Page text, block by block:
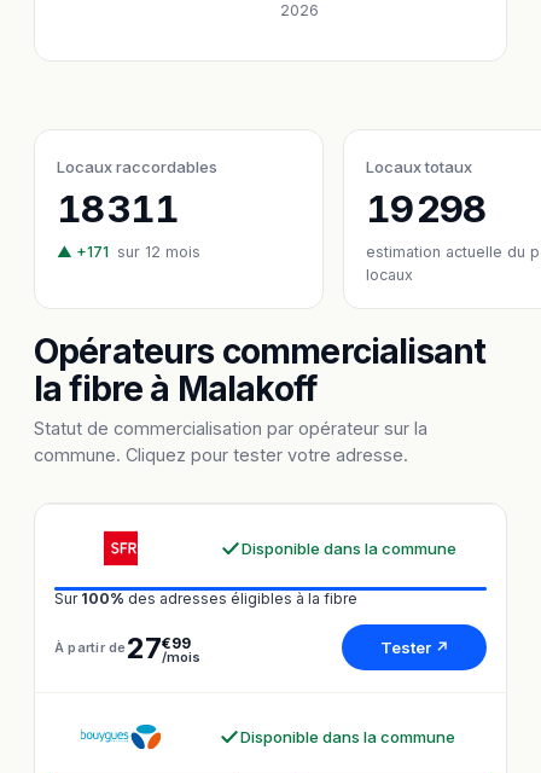
2026
Locaux raccordables
18 311
▲ +171 sur 12 mois
Locaux totaux
19 298
estimation actuelle du
locaux
Opérateurs commercialisant
la fibre à Malakoff
Statut de commercialisation par opérateur sur la
commune. Cliquez pour tester votre adresse.
Disponible dans la commune
Sur 100% des adresses éligibles à la fibre
À partir de 27€99
/mois Tester ↗
Disponible dans la commune